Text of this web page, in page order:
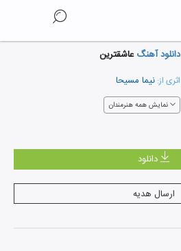
دانلود آهنگعاشقترین
اثری از: نیما مسیحا
نمایش همه هنرمندان
دانلود
ارسال هدیه